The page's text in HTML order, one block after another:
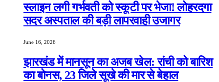
स्लाइन लगी गर्भवती को स्कूटी पर भेजा! लोहरदगा
सदर अस्पताल की बड़ी लापरवाही उजागर
June 16, 2026
झारखंड में मानसून का अजब खेल: रांची को बारिश
का बोनस, 23 जिले सूखे की मार से बेहाल